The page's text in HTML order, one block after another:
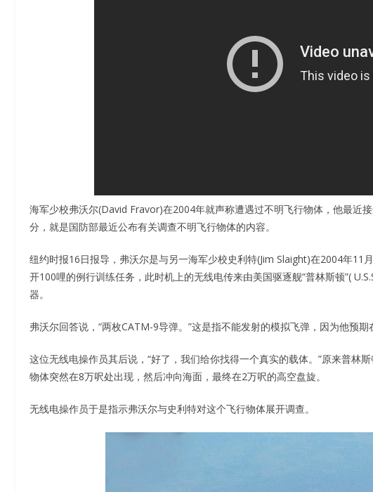
海军少校弗沃尔(David Fravor)在2004年就声称遭遇过不明飞行物体，他最近
分，就是国防部最近公布有关调查不明飞行物体的内容。
纽约时报16日报导，弗沃尔是与另一海军少校史利特(Jim Slaight)在2004年11
开100哩的例行训练任务，此时机上的无线电传来由美国驱逐舰“普林斯顿”(
器。
弗沃尔回答说，“两枚CATM-9导弹。”这是指不能发射的模拟飞弹，因为他预
这位无线电操作员其后说，“好了，我们给你找得一个真实的载体。”原来普林
物体突然在8万呎处出现，然后冲向海面，最终在2万呎的高空盘旋。
无线电操作员于是指示弗沃尔与史利特对这个飞行物体展开调查。